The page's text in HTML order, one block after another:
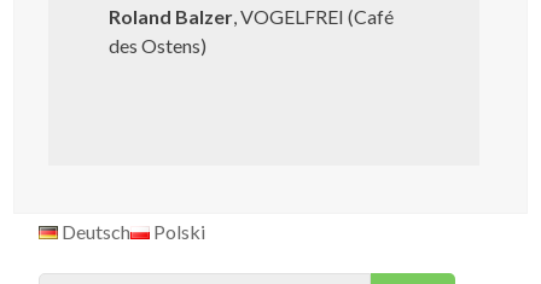
Roland Balzer, VOGELFREI (Café
des Ostens)
Deutsch Polski